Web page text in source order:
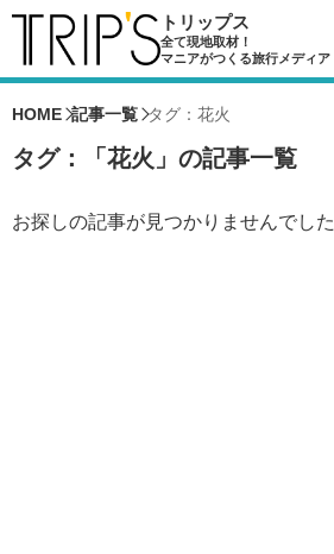
トリップス
全て現地取材！
マニアがつくる旅行メディア
HOME 記事一覧 タグ：花火
タグ：「花火」の記事一覧
お探しの記事が見つかりませんでした